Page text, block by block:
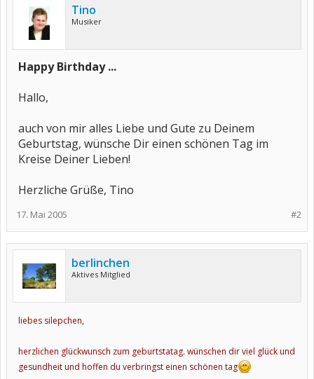
Tino
Musiker
Happy Birthday ...
Hallo,
auch von mir alles Liebe und Gute zu Deinem
Geburtstag, wünsche Dir einen schönen Tag im
Kreise Deiner Lieben!
Herzliche Grüße, Tino
#2
17. Mai 2005
berlinchen
Aktives Mitglied
liebes silepchen,
herzlichen glückwunsch zum geburtstatag. wünschen dir viel glück und
gesundheit und hoffen du verbringst einen schönen tag